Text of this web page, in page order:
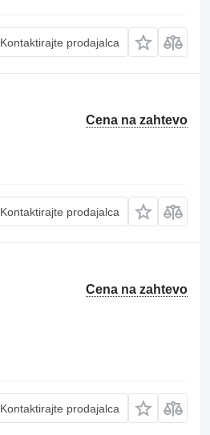
Kontaktirajte prodajalca
Cena na zahtevo
Kontaktirajte prodajalca
Cena na zahtevo
Kontaktirajte prodajalca